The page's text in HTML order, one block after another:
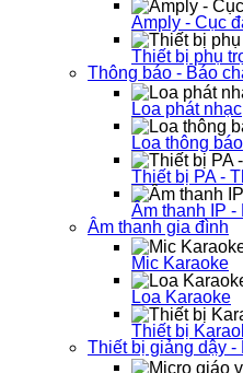
Amply - Cục
Thiết bị phụ
Thông báo - Báo
Loa phát nhạc
Loa thông
Thiết bị PA -
Âm thanh IP -
Âm thanh gia đình
Mic Karaoke
Loa Karaoke
Thiết bị
Thiết bị giảng dậy -